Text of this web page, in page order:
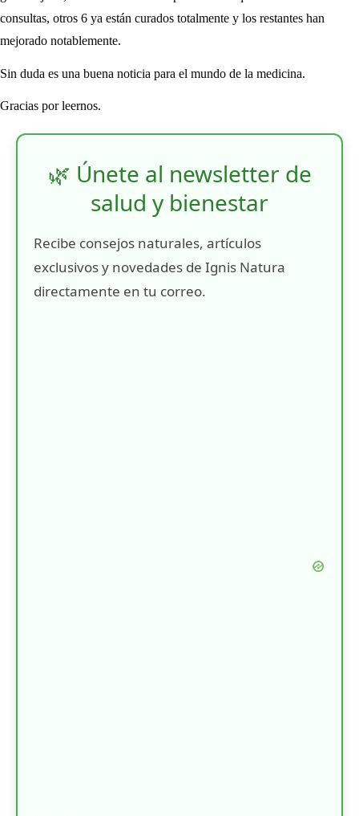
consultas, otros 6 ya están curados totalmente y los restantes han
mejorado notablemente.
Sin duda es una buena noticia para el mundo de la medicina.
Gracias por leernos.
🌿 Únete al newsletter de
salud y bienestar
Recibe consejos naturales, artículos
exclusivos y novedades de Ignis Natura
directamente en tu correo.